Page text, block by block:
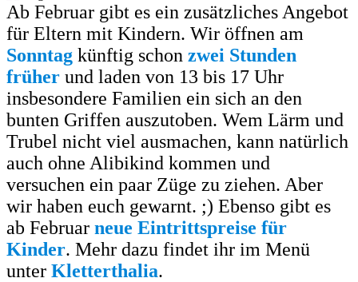
Ab Februar gibt es ein zusätzliches Angebot
für Eltern mit Kindern. Wir öffnen am
Sonntag künftig schon zwei Stunden
früher und laden von 13 bis 17 Uhr
insbesondere Familien ein sich an den
bunten Griffen auszutoben. Wem Lärm und
Trubel nicht viel ausmachen, kann natürlich
auch ohne Alibikind kommen und
versuchen ein paar Züge zu ziehen. Aber
wir haben euch gewarnt. ;) Ebenso gibt es
ab Februar neue Eintrittspreise für
Kinder. Mehr dazu findet ihr im Menü
unter Kletterthalia.